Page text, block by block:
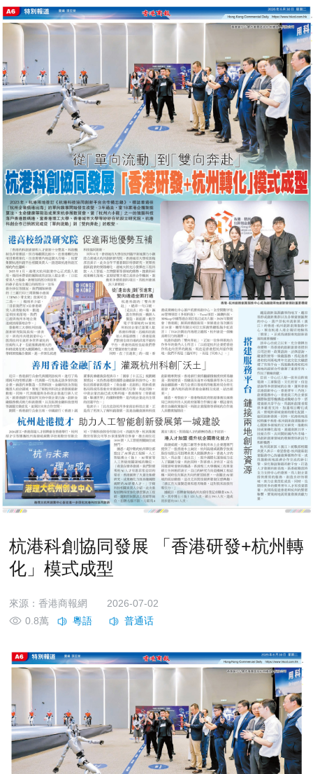
杭港科創協同發展 「香港研發+杭州轉
化」模式成型
來源：香港商報網
2026-07-02
0.8萬